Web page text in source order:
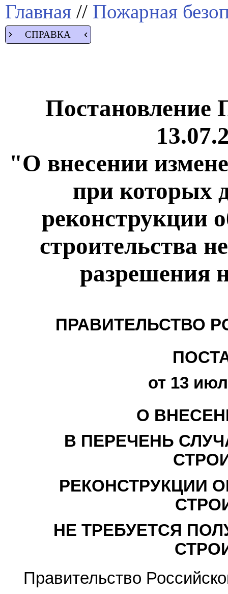
Главная // Пожарная
СПРАВКА
Постановление
"О внесении
при которых
реконструкции
строительства
разрешения
ПРАВИТЕЛЬСТВО
от 13
О
В ПЕРЕЧЕНЬ
РЕКОНСТРУКЦИИ
НЕ ТРЕБУЕТСЯ
Правительство